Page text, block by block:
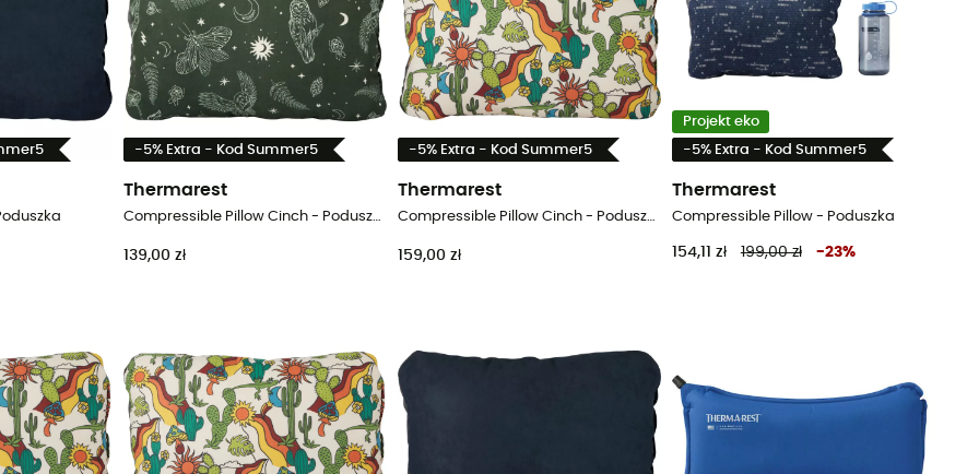
-5% Extra - Kod Summer5
Thermarest
Compressible Pillow Cinch - Poduszka
139,00 zł
-5% Extra - Kod Summer5
Thermarest
Compressible Pillow Cinch - Poduszka
159,00 zł
Projekt eko
-5% Extra - Kod Summer5
Thermarest
Compressible Pillow - Poduszka
154,11 zł 199,00 zł -23%